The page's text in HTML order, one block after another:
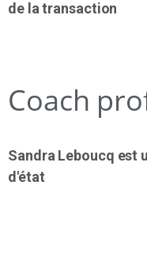
de la transaction
Coach
Sandra Leboucq est
d'état